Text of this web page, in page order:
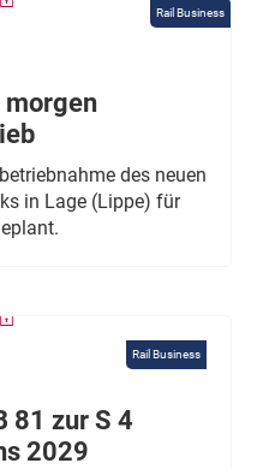
Rail Business
morgen
des neuen
in Lage (Lippe) für
Rail Business
81 zur S 4
2029